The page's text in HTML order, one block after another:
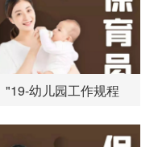
"19-幼儿园工作规程